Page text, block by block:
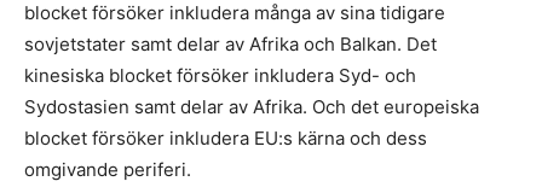
blocket försöker inkludera många av sina tidigare
sovjetstater samt delar av Afrika och Balkan. Det
kinesiska blocket försöker inkludera Syd- och
Sydostasien samt delar av Afrika. Och det europeiska
blocket försöker inkludera EU:s kärna och dess
omgivande periferi.